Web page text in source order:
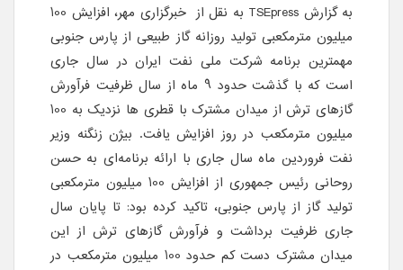
به گزارش TSEpress به نقل از خبرگزاری مهر، افزایش 100
میلیون مترمکعبی تولید روزانه گاز طبیعی از پارس جنوبی
مهمترین برنامه شرکت ملی نفت ایران در سال جاری
است که با گذشت حدود 9 ماه از سال ظرفیت فرآورش
گازهای ترش از میدان مشترک با قطری ها نزدیک به 100
میلیون مترمکعب در روز افزایش یافت. بیژن زنگنه وزیر
نفت فروردین ماه سال جاری با ارائه برنامه‌ای به حسن
روحانی رئیس جمهوری از افزایش 100 میلیون مترمکعبی
تولید گاز از پارس جنوبی، تاکید کرده بود: تا پایان سال
جاری ظرفیت برداشت و فرآورش گازهای ترش از این
میدان مشترک دست کم حدود 100 میلیون مترمکعب در